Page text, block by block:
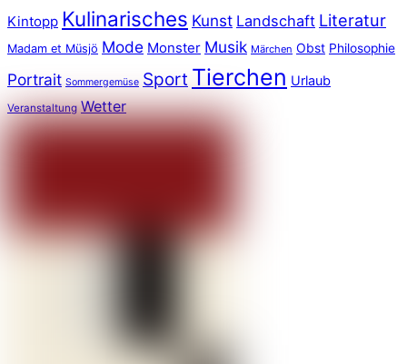
Kintopp Kulinarisches Kunst Landschaft Literatur
Madam et Müsjö Mode Monster Musik Märchen Obst Philosophie
Portrait Sommergemüse Sport Tierchen Urlaub
Veranstaltung Wetter